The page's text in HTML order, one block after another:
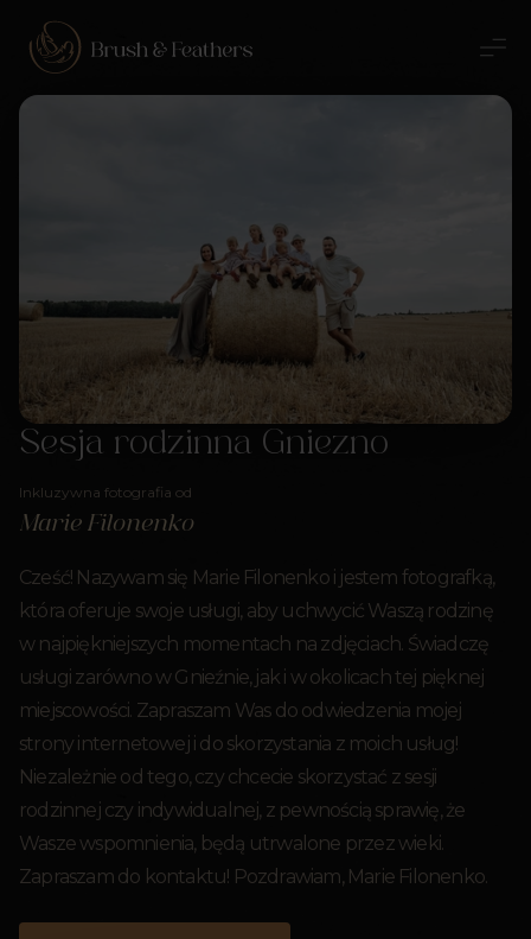
Sesja rodzinna Gniezno
Inkluzywna fotografia od
Marie Filonenko
Cześć! Nazywam się Marie Filonenko i jestem fotografką,
która oferuje swoje usługi, aby uchwycić Waszą rodzinę
w najpiękniejszych momentach na zdjęciach. Świadczę
usługi zarówno w Gnieźnie, jak i w okolicach tej pięknej
miejscowości. Zapraszam Was do odwiedzenia mojej
strony internetowej i do skorzystania z moich usług!
Niezależnie od tego, czy chcecie skorzystać z sesji
rodzinnej czy indywidualnej, z pewnością sprawię, że
Wasze wspomnienia, będą utrwalone przez wieki.
Zapraszam do kontaktu! Pozdrawiam, Marie Filonenko.